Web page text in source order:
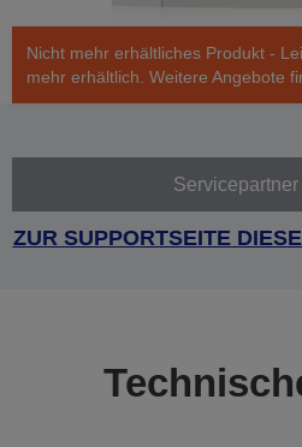
Nicht mehr erhältliches Produkt -
mehr erhältlich. Weitere Angebote
ZUR SUPPORTSEITE